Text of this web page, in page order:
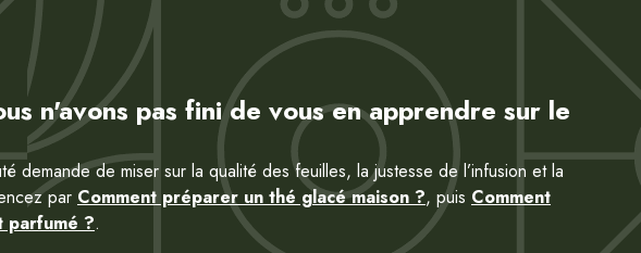
n'avons pas fini de vous en apprendre sur le
demande de miser sur la qualité des feuilles, la justesse de l’infusion et la
par Comment préparer un thé glacé maison ?, puis Comment
parfumé ?.